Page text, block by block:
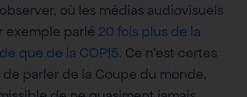
où les médias audiovisuels
exemple parlé 20 fois plus de la
que de la COP15. Ce n’est certes
parler de la Coupe du monde,